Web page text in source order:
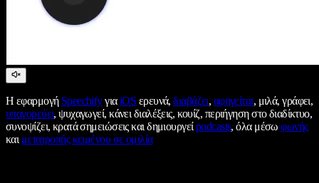
Η εφαρμογή SpeechifyγιαiOS ερευνά,διαβάζει, αφηγείται, μιλά, γράφει,
υπαγορεύει, ψυχαγωγεί, κάνει διαλέξεις, κουίζ, περιήγηση στο διαδίκτυο,
συνοψίζει, κρατά σημειώσεις και δημιουργείpodcasts, όλα μέσωφωνής
καιμετατροπής κειμένου σε ομιλία